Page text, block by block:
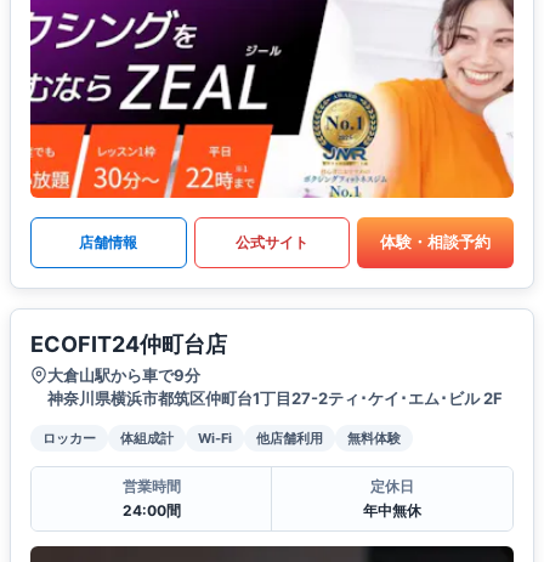
店舗情報 公式サイト 体験・相談予約
ECOFIT24仲町台店
大倉山駅から車で9分
神奈川県横浜市都筑区仲町台1丁目27-2ティ･ケイ･エム･ビル 2F
ロッカー 体組成計 Wi-Fi 他店舗利用 無料体験
営業時間
24:00間
定休日
年中無休